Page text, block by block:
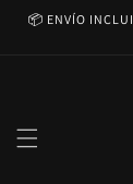
directamente
📦 ENVÍO